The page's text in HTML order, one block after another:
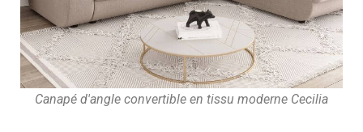
Canapé d'angle convertible en tissu moderne Cecilia